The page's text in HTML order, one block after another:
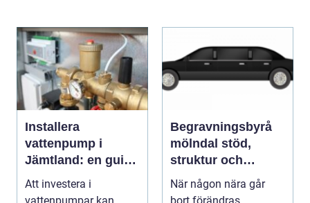
Installera
vattenpump i
Jämtland: en guide
till hållbara och
effektiva lösningar
Att investera i
Begravningsbyrå
mölndal stöd,
struktur och
omtanke i en svår
tid
När någon nära går